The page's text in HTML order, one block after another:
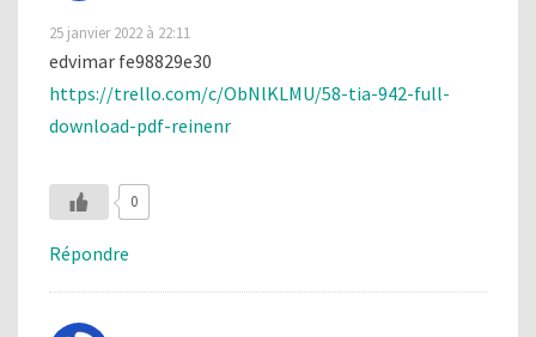
25 janvier 2022 à 22:11
edvimar fe98829e30
https://trello.com/c/ObNlKLMU/58-tia-942-full-
download-pdf-reinenr
0
Répondre